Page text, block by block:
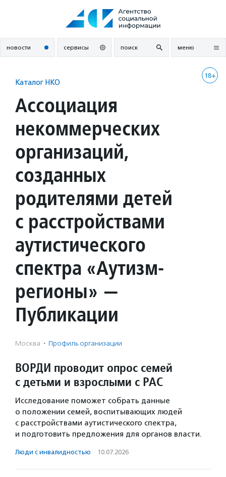
новости сервисы поиск меню
18+
Каталог НКО
Ассоциация
некоммерческих
организаций,
созданных
родителями детей
с расстройствами
аутистического
спектра «Аутизм-
регионы» —
Публикации
Москва · Профиль организации
ВОРДИ проводит опрос семей
с детьми и взрослыми с РАС
Исследование поможет собрать данные
о положении семей, воспитывающих людей
с расстройствами аутистического спектра,
и подготовить предложения для органов власти.
Люди с инвалидностью · 10.07.2026